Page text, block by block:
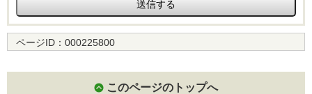
ページID： 000225800
このページのトップへ